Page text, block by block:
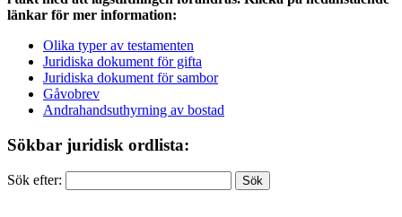
länkar för mer information:
Olika typer av testamenten
Juridiska dokument för gifta
Juridiska dokument för sambor
Gåvobrev
Andrahandsuthyrning av bostad
Sökbar juridisk ordlista:
Sök efter: